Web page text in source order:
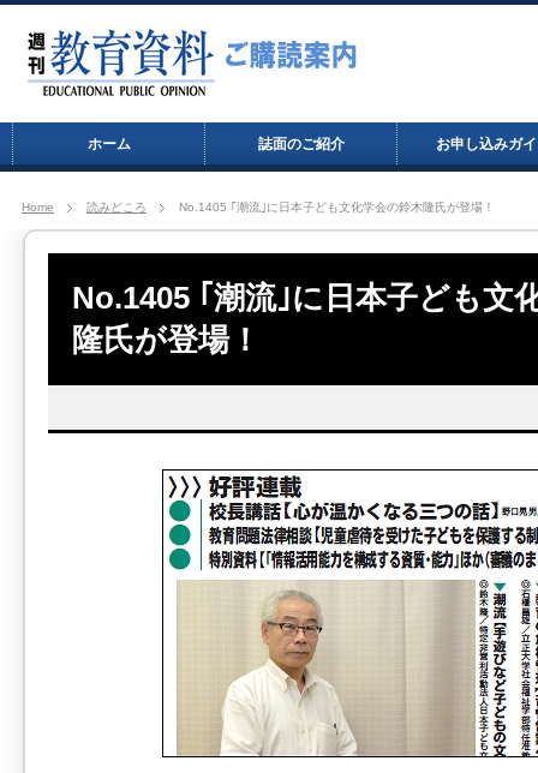
ホーム 誌面のご紹介 お申し込みガ
Home 読みどころ No.1405 ｢潮流｣に日本子ども文化学会の鈴木隆氏が登場！
No.1405 ｢潮流｣に日本子ども文
隆氏が登場！